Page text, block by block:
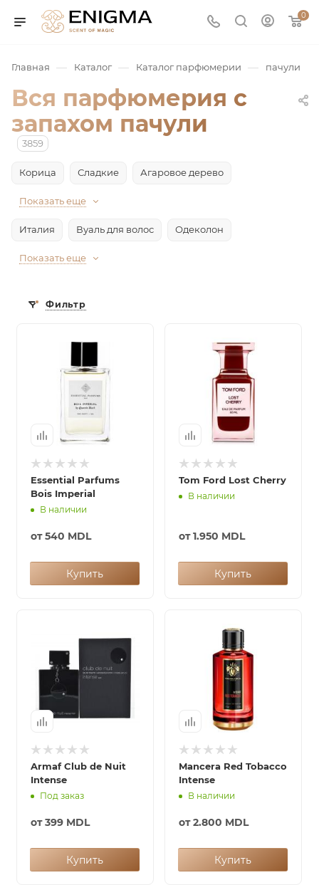
0
/ Нишевая
Арабская
Главная — Каталог — Каталог парфюмерии — пачули
Вся парфюмерия с
запахом пачули
3859
Корица Сладкие Агаровое дерево
Показать еще
Италия Вуаль для волос Одеколон
Показать еще
Фильтр
Essential Parfums
Bois Imperial
В наличии
от540 MDL
Купить
Tom Ford Lost Cherry
В наличии
от1.950 MDL
Купить
Armaf Club de Nuit
Intense
Под заказ
от399 MDL
Купить
Mancera Red Tobacco
Intense
В наличии
от2.800 MDL
Купить